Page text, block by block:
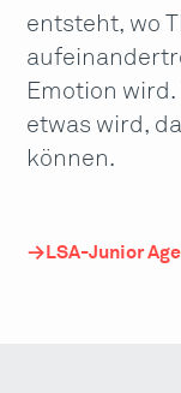
entsteht, wo
Emotion
etwas wird,
können.
LSA-Junior